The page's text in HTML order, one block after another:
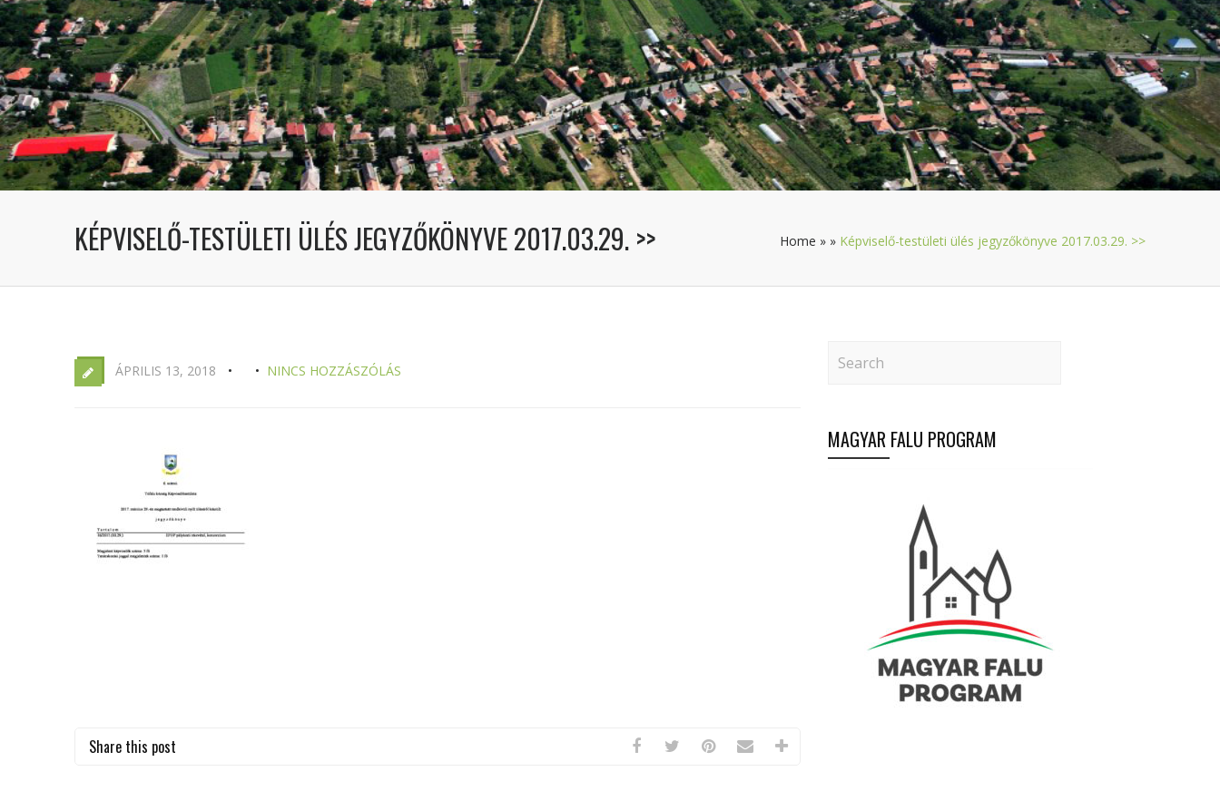
KÉPVISELŐ-TESTÜLETI ÜLÉS JEGYZŐKÖNYVE 2017.03.29. >> Home » » Képviselő-testületi ülés jegyzőkönyve 2017.03.29. >>
ÁPRILIS 13, 2018 NINCS HOZZÁSZÓLÁS
Share this post
MAGYAR FALU PROGRAM